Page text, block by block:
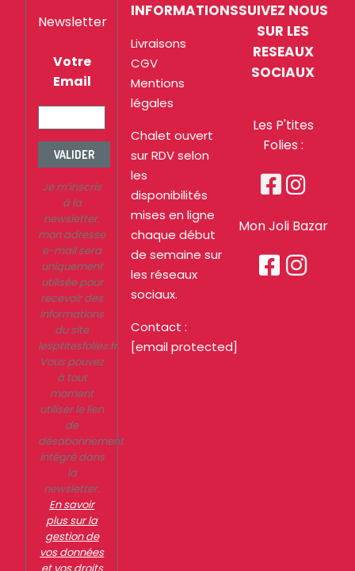
Newsletter
Votre
Email
VALIDER
Je m’inscris
à la
newsletter.
mon adresse
e-mail sera
uniquement
utilisée pour
recevoir des
informations
du site
lesptitesfolies.fr.
Vous pouvez
à tout
moment
utiliser le lien
de
désabonnement
intégré dans
la
newsletter.
En savoir
plus sur la
gestion de
vos données
INFORMATIONS
Livraisons
CGV
Mentions
légales
Chalet ouvert
sur RDV selon
les
disponibilités
mises en ligne
chaque début
de semaine sur
les réseaux
sociaux.
Contact :
[email protected]
SUIVEZ NOUS
SUR LES
RESEAUX
SOCIAUX
Les P'tites
Folies :
 
Mon Joli Bazar
 